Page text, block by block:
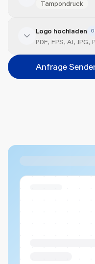
Tampondruck
Veredelung
Position
Bitte wählen...
Logo hochladen
PDF, EPS, AI, JPG,
Anfrage